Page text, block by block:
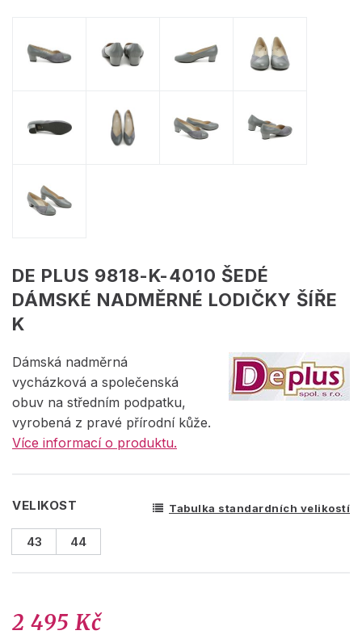
DE PLUS 9818-K-4010 ŠEDÉ
DÁMSKÉ NADMĚRNÉ LODIČKY ŠÍŘE
K
Dámská nadměrná
vycházková a společenská
obuv na středním podpatku,
vyrobená z pravé přírodní kůže.
Více informací o produktu.
VELIKOST Tabulka standardních velikostí
43 44
2 495 Kč